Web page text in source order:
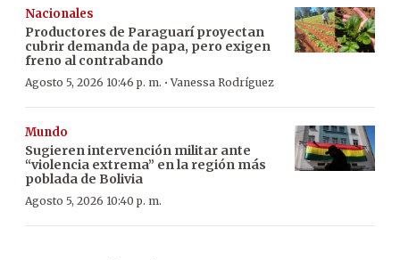
Nacionales
Productores de Paraguarí proyectan
cubrir demanda de papa, pero exigen
freno al contrabando
Agosto 5, 2026 10:46 p. m. ·Vanessa Rodríguez
Mundo
Sugieren intervención militar ante
“violencia extrema” en la región más
poblada de Bolivia
Agosto 5, 2026 10:40 p. m.